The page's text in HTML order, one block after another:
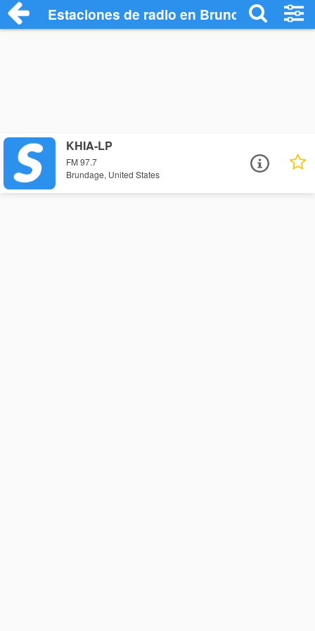
Estaciones de radio en Brundage -
KHIA-LP
FM 97.7
Brundage, United States